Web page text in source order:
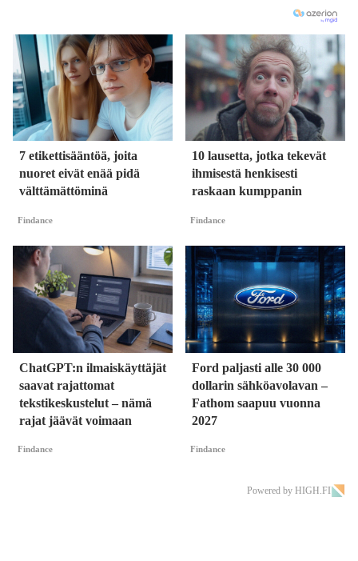
7 etikettisääntöä, joita
nuoret eivät enää pidä
välttämättöminä
Findance
10 lausetta, jotka tekevät
ihmisestä henkisesti
raskaan kumppanin
Findance
ChatGPT:n ilmaiskäyttäjät
saavat rajattomat
tekstikeskustelut – nämä
rajat jäävät voimaan
Findance
Ford paljasti alle 30 000
dollarin sähköavolavan –
Fathom saapuu vuonna
2027
Findance
Powered by HIGH.FI